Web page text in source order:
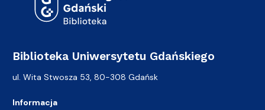
Biblioteka Uniwersytetu Gdańskiego
ul. Wita Stwosza 53, 80-308 Gdańsk
Informacja